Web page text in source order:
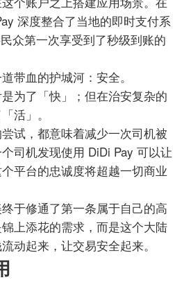
深度整合了当地的即时支付系
众第一次享受到了秒级到账的
带血的护城河：安全。
为了「快」；但在治安复杂的
活」。
试，都意味着减少一次司机被
司机发现使用 DiDi Pay 可以让
平台的忠诚度将超越一切商业
于修通了第一条属于自己的高
上添花的需求，而是这个大陆
起来，让交易安全起来。